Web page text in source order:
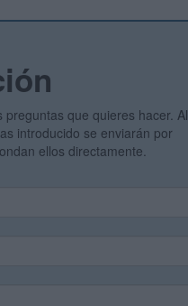
que quieres hacer. Al
introducido se enviarán por
ellos directamente.